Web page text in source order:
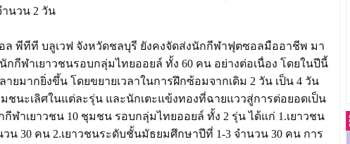
นวน 2 วัน
ล พีทีที บลูเวฟ จังหวัดชลบุรี ยังคงจัดส่งนักกีฬาฟุตซอลมืออาชีพ มา
ฬาเยาวชนรอบกลุ่มไทยออยล์ ทั้ง 60 คน อย่างต่อเนื่อง โดยในปีนี้
มากยิ่งขึ้น โดยขยายเวลาในการฝึกซ้อมจากเดิม 2 วัน เป็น 4 วัน
นะเลิศในแต่ละรุ่น และนักเตะแข้งทองที่ฉายแววสู่การต่อยอดเป็น
ฬาเยาวชน 10 ชุมชน รอบกลุ่มไทยออยล์ ทั้ง 2 รุ่น ได้แก่ 1.เยาวชน
น 30 คน 2.เยาวชนระดับชั้นมัธยมศึกษาปีที่ 1-3 จำนวน 30 คน การ